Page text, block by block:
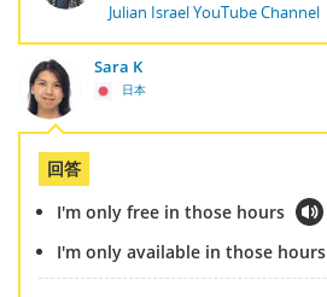
Julian Israel YouTube Channel
Sara K
日本
回答
I'm only free in those hours
I'm only available in those hours